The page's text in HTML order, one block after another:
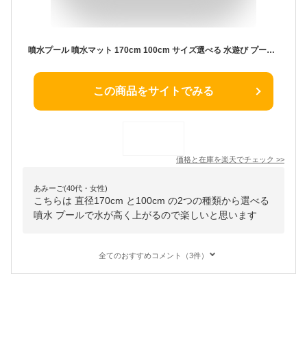
噴水プール 噴水マット 170cm 100cm サイズ選べる 水遊び プールマット おもちゃ ビニールプール ウォーター プレイマット 大きい 子供用 芝生遊び 庭 送料無料
この商品をサイトでみる
価格と在庫を楽天でチェック >>
あみーご(40代・女性)
こちらは 直径170cm と100cm の2つの種類から選べる
噴水 プールで水が高く上がるので楽しいと思います
全てのおすすめコメント（3件）